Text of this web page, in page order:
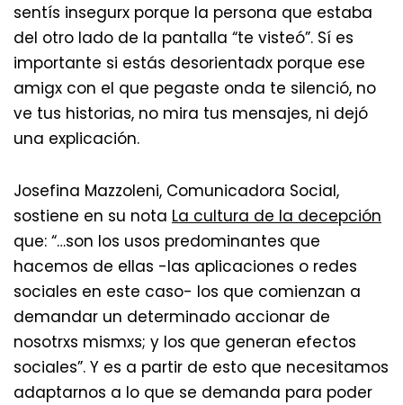
sentís insegurx porque la persona que estaba
del otro lado de la pantalla “te visteó”. Sí es
importante si estás desorientadx porque ese
amigx con el que pegaste onda te silenció, no
ve tus historias, no mira tus mensajes, ni dejó
una explicación.
Josefina Mazzoleni, Comunicadora Social,
sostiene en su nota La cultura de la decepción
que: “…son los usos predominantes que
hacemos de ellas -las aplicaciones o redes
sociales en este caso- los que comienzan a
demandar un determinado accionar de
nosotrxs mismxs; y los que generan efectos
sociales”. Y es a partir de esto que necesitamos
adaptarnos a lo que se demanda para poder